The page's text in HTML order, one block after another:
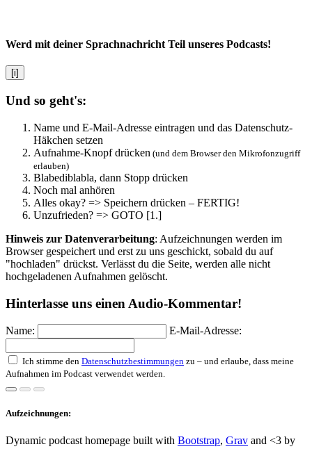
Werd mit deiner Sprachnachricht Teil unseres Podcasts!
[i]
Und so geht's:
Name und E-Mail-Adresse eintragen und das Datenschutz-
Häkchen setzen
Aufnahme-Knopf drücken (und dem Browser den Mikrofonzugriff
erlauben)
Blabediblabla, dann Stopp drücken
Noch mal anhören
Alles okay? => Speichern drücken – FERTIG!
Unzufrieden? => GOTO [1.]
Hinweis zur Datenverarbeitung: Aufzeichnungen werden im
Browser gespeichert und erst zu uns geschickt, sobald du auf
"hochladen" drückst. Verlässt du die Seite, werden alle nicht
hochgeladenen Aufnahmen gelöscht.
Hinterlasse uns einen Audio-Kommentar!
Name: E-Mail-Adresse:
Ich stimme den Datenschutzbestimmungen zu – und erlaube, dass meine
Aufnahmen im Podcast verwendet werden.
Aufzeichnungen:
Dynamic podcast homepage built with Bootstrap, Grav and <3 by